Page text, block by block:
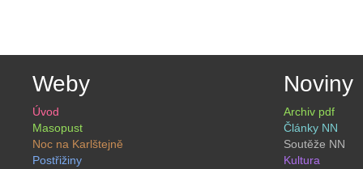
Weby
Úvod
Masopust
Noc na Karlštejně
Postřižiny
Noviny
Archiv pdf
Články NN
Soutěže NN
Kultura